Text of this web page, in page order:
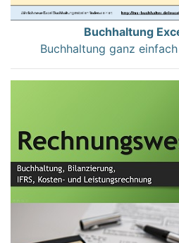
Buchhaltung
Buchhaltung ganz